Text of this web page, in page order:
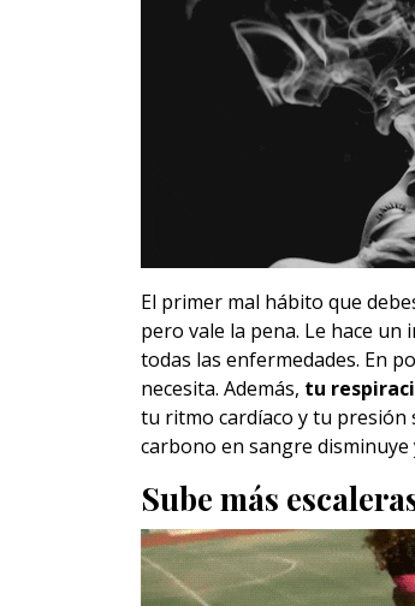
El primer mal hábito que
pero vale la pena. Le hace
todas las enfermedades. En
necesita. Además, tu
tu ritmo cardíaco y tu presión
carbono en sangre disminuye
Sube más